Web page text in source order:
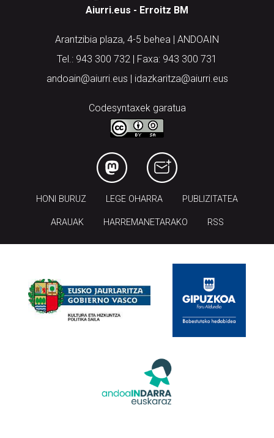
Aiurri.eus - Erroitz BM
Arantzibia plaza, 4-5 behea | ANDOAIN
Tel.: 943 300 732 | Faxa: 943 300 731
andoain@aiurri.eus | idazkaritza@aiurri.eus
Codesyntaxek garatua
HONI BURUZ LEGE OHARRA PUBLIZITATEA
ARAUAK HARREMANETARAKO RSS